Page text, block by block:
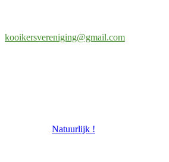
kooikersvereniging@gmail.com
Natuurlijk !